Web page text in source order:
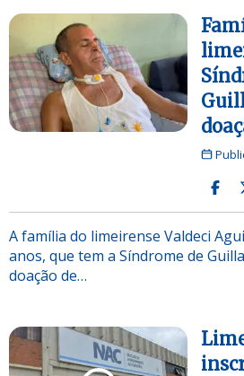
A família do limeirense Valdeci
anos, que tem a Síndrome de
doação de…